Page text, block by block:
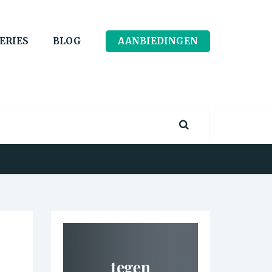
BLOG AANBIEDINGEN